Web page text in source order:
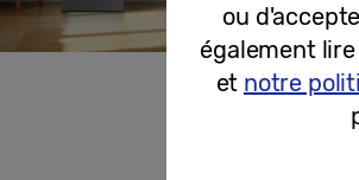
12-
ou
également lire
et notre